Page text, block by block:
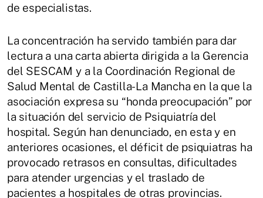
de especialistas.
La concentración ha servido también para dar
lectura a una carta abierta dirigida a la Gerencia
del SESCAM y a la Coordinación Regional de
Salud Mental de Castilla-La Mancha en la que la
asociación expresa su “honda preocupación” por
la situación del servicio de Psiquiatría del
hospital. Según han denunciado, en esta y en
anteriores ocasiones, el déficit de psiquiatras ha
provocado retrasos en consultas, dificultades
para atender urgencias y el traslado de
pacientes a hospitales de otras provincias.